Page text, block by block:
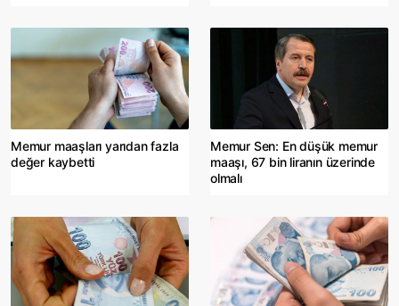
Memur maaşları yarıdan fazla
değer kaybetti
Memur Sen: En düşük memur
maaşı, 67 bin liranın üzerinde
olmalı